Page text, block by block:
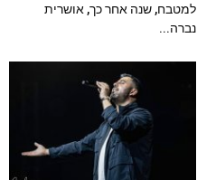
למטבח, שנה אחר כך, אושרית
נברה...